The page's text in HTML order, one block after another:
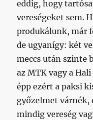
eddig, hogy
vereségeket sem.
produkálunk, már
de ugyanígy: két
meccs után szinte
az MTK vagy a
épp ezért a paksi
győzelmet várnék,
mindig vereség